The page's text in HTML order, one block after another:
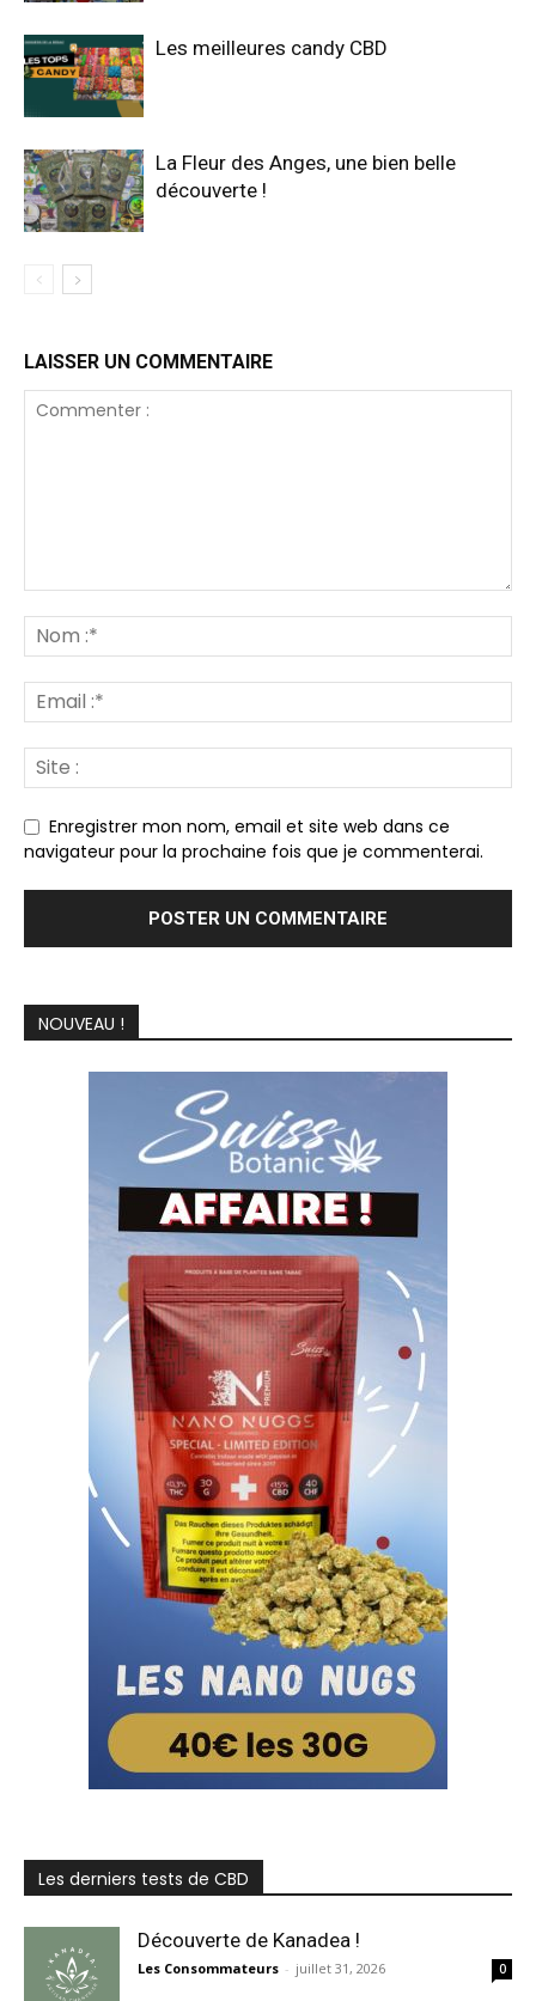
Les meilleures candy CBD
La Fleur des Anges, une bien belle
découverte !
LAISSER UN COMMENTAIRE
Enregistrer mon nom, email et site web dans ce
navigateur pour la prochaine fois que je commenterai.
NOUVEAU !
Les derniers tests de CBD
Découverte de Kanadea !
Les Consommateurs - juillet 31, 2026 0